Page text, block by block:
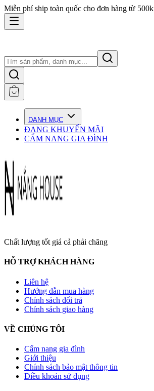
Miễn phí ship toàn quốc cho đơn hàng từ 500k
DANH MỤC
ĐANG KHUYẾN MÃI
CẨM NANG GIA ĐÌNH
Chất lượng tốt giá cả phải chăng
HỖ TRỢ KHÁCH HÀNG
Liên hệ
Hướng dẫn mua hàng
Chính sách đổi trả
Chính sách giao hàng
VỀ CHÚNG TÔI
Cẩm nang gia đình
Giới thiệu
Chính sách bảo mật thông tin
Điều khoản sử dụng